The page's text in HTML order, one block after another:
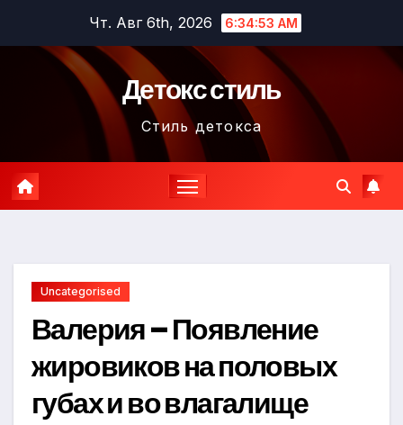
содержимому
Чт. Авг 6th, 2026 6:34:54 AM
Детокс стиль
Стиль детокса
Uncategorised
Валерия – Появление
жировиков на половых
губах и во влагалище